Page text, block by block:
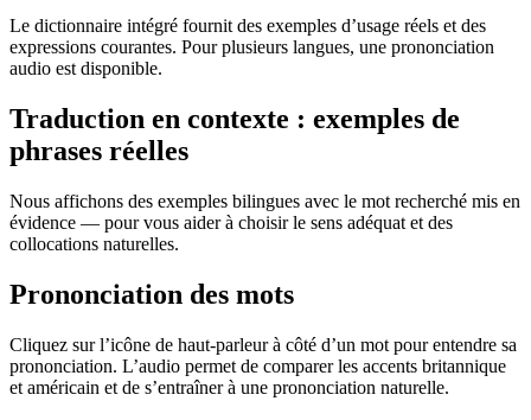
Le dictionnaire intégré fournit des exemples d’usage réels et des
expressions courantes. Pour plusieurs langues, une prononciation
audio est disponible.
Traduction en contexte : exemples de
phrases réelles
Nous affichons des exemples bilingues avec le mot recherché mis en
évidence — pour vous aider à choisir le sens adéquat et des
collocations naturelles.
Prononciation des mots
Cliquez sur l’icône de haut-parleur à côté d’un mot pour entendre sa
prononciation. L’audio permet de comparer les accents britannique
et américain et de s’entraîner à une prononciation naturelle.